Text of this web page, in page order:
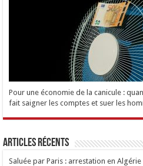
Pour une économie de la canicule :
fait saigner les comptes et suer les
Articles Récents
Saluée par Paris : arrestation en Algérie